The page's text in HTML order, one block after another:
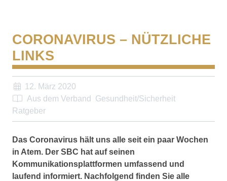
CORONAVIRUS – NÜTZLICHE
LINKS
12. März 2020
Aus dem Verband
Gesundheit/Sicherheit
Ratgeber
Das Coronavirus hält uns alle seit ein paar Wochen
in Atem. Der SBC hat auf seinen
Kommunikationsplattformen umfassend und
laufend informiert. Nachfolgend finden Sie alle